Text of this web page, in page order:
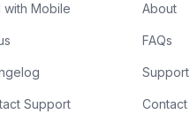
with Mobile
Support
About
FAQs
Support
Contact